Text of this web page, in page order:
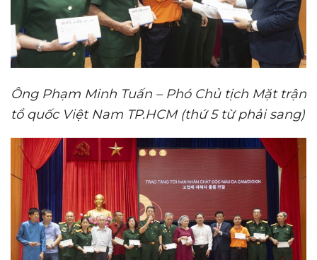
Ông Phạm Minh Tuấn – Phó Chủ tịch Mặt trận
tổ quốc Việt Nam TP.HCM (thứ 5 từ phải sang)